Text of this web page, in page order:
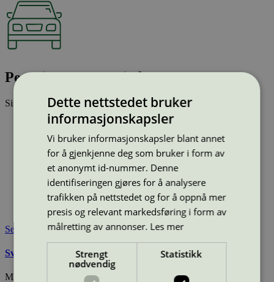
Pergrip Run NF, Big bag
Sist oppdatert05 mai 2026
Type: Avisingsmiddel
Lisensnummer: 3063 0007
Miljømerke: Svanemerket
Merkevare:
Perstorp
Lisensinnehaver: Perstorp AB
Lisensinnehaver nettside: https://www.perstorp.com
Tilgjengelig i: Island, Norge, Sverige, Finland, Danmark,
Utenfor Norden
Se også
Svanemerkets krav til avisingsmiddel
Miljømerking Norge
Dette nettstedet bruker
informasjonskapsler
Vi bruker informasjonskapsler blant annet
for å gjenkjenne deg som bruker i form av
et anonymt id-nummer. Denne
identifiseringen gjøres for å analysere
trafikken på nettstedet og for å oppnå mer
presis og relevant markedsføring i form av
målretting av annonser. Les mer
Strengt
nødvendig
Statistikk